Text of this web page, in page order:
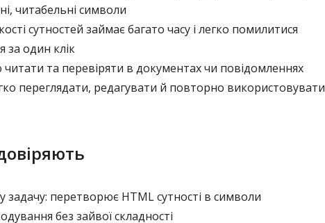
читабельні символи
сутностей займає багато часу і легко помилитися
за один клік
та перевіряти в документах чи повідомленнях
переглядати, редагувати й повторно використовувати
задачу: перетворює HTML сутності в символи
без зайвої складності